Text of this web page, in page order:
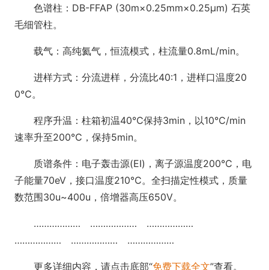
色谱柱：DB-FFAP (30m×0.25mm×0.25μm) 石英
毛细管柱。
载气：高纯氦气，恒流模式，柱流量0.8mL/min。
进样方式：分流进样，分流比40:1，进样口温度20
0℃。
程序升温：柱箱初温40℃保持3min，以10℃/min
速率升至200℃，保持5min。
质谱条件：电子轰击源(EI)，离子源温度200℃，电
子能量70eV，接口温度210℃。全扫描定性模式，质量
数范围30u~400u，倍增器高压650V。
……………… ……………… ………………
……………… ……………… ………………
更多详细内容，请点击底部“免费下载全文”查看。